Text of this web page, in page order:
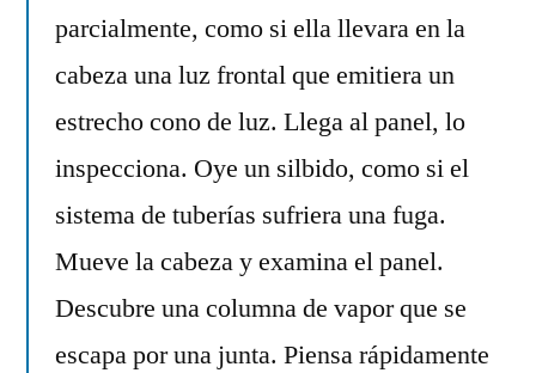
parcialmente, como si ella llevara en la
cabeza una luz frontal que emitiera un
estrecho cono de luz. Llega al panel, lo
inspecciona. Oye un silbido, como si el
sistema de tuberías sufriera una fuga.
Mueve la cabeza y examina el panel.
Descubre una columna de vapor que se
escapa por una junta. Piensa rápidamente